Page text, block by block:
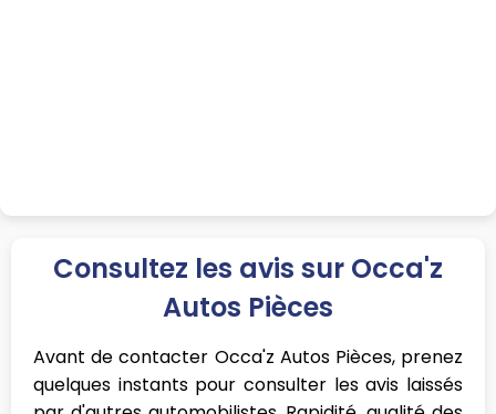
Consultez les avis sur Occa'z
Autos Pièces
Avant de contacter Occa'z Autos Pièces, prenez
quelques instants pour consulter les avis laissés